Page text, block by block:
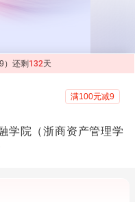
）还剩 132天
满100元减9
学院（浙商资产管理学